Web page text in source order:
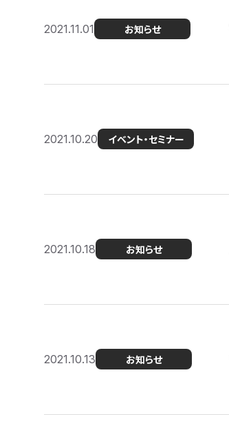
2021.11.01 お知らせ
2021.10.20 イベント・セミナー
2021.10.18 お知らせ
2021.10.13 お知らせ